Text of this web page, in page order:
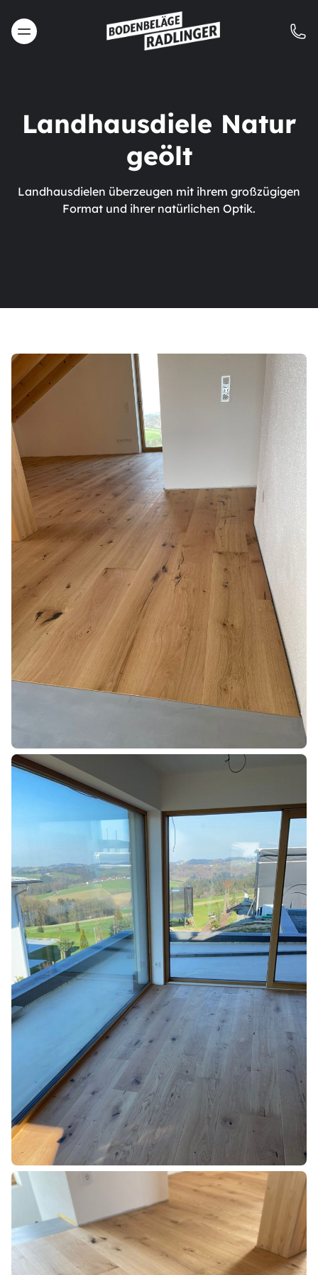
Landhausdiele Natur
geölt
Landhausdielen überzeugen mit ihrem großzügigen
Format und ihrer natürlichen Optik.